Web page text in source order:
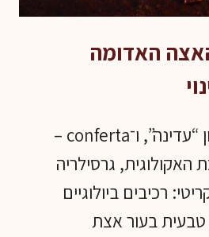
האדומה
Gracilaria מלשון “עדינה”, ו־conferta –
האקולוגית, גרסילריה
רכיבים ביולוגיים
טבעית בעור אצת